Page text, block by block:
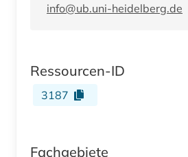
info@ub.uni-heidelberg.de
Ressourcen-ID
3187
Fachgebiete